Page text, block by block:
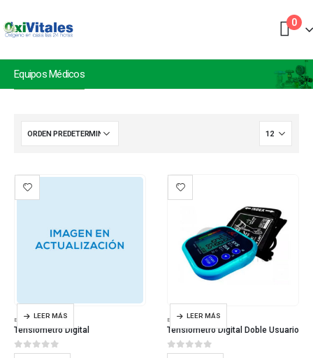
0
Equipos Médicos
LEER MÁS
EQUIPOS MÉDICOS
Tensiómetro Digital
0out of 5
LEER MÁS
EQUIPOS MÉDICOS
Tensiómetro Digital Doble Usuario
0out of 5